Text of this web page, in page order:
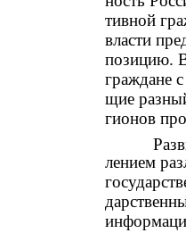
тивной
власти
позицию.
граждане
щие
гионов
лением